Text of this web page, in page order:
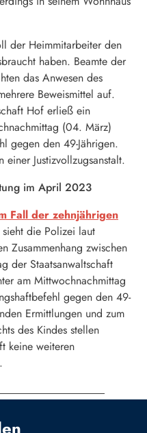
der Heimmitarbeiter den
haben. Beamte der
das Anwesen des
Beweismittel auf.
Hof erließ ein
(04. März)
gegen den 49-Jährigen.
Justizvollzugsanstalt.
im April 2023
Fall der zehnjährigen
sieht die Polizei laut
Zusammenhang zwischen
der Staatsanwaltschaft
am Mittwochnachmittag
gegen den 49-
Ermittlungen und zum
des Kindes stellen
keine weiteren